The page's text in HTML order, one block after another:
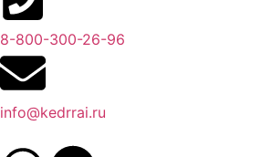
8-800-300-26-96
info@kedrrai.ru